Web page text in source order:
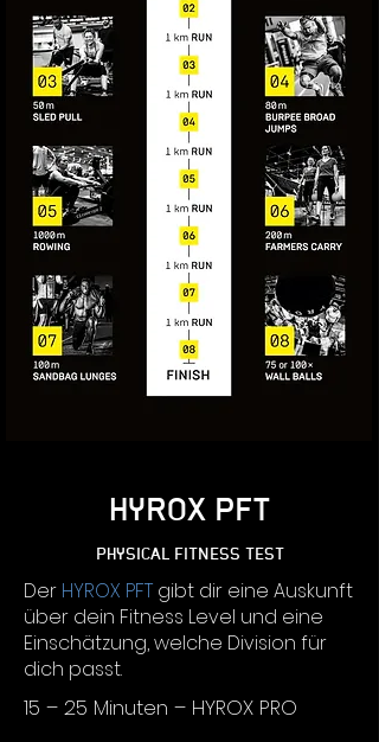
HYROX PFT
PHYSICAL FITNESS TEST
Der HYROX PFT gibt dir eine Auskunft
über dein Fitness Level und eine
Einschätzung, welche Division für
dich passt.
15 – 25 Minuten – HYROX PRO